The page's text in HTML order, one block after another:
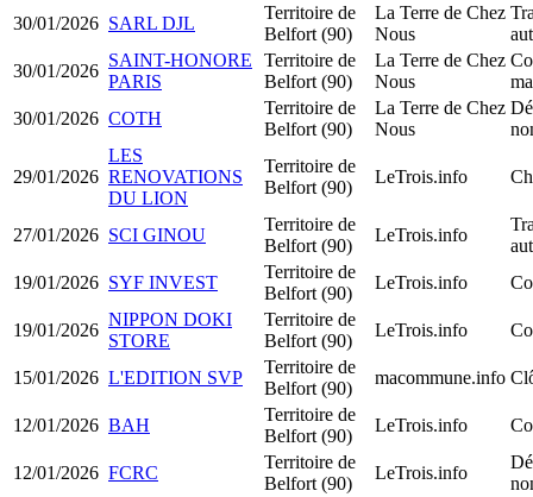
30/01/2026 SARL DJL
Territoire de
Belfort (90)
La Terre de Chez
Nous
30/01/2026
SAINT-HONORE
PARIS
Territoire de
Belfort (90)
La Terre de Chez
Nous
30/01/2026 COTH
Territoire de
Belfort (90)
La Terre de Chez
Nous
29/01/2026
LES
RENOVATIONS
DU LION
Territoire de
Belfort (90)
LeTrois.info
27/01/2026 SCI GINOU
Territoire de
Belfort (90)
LeTrois.info
19/01/2026 SYF INVEST
Territoire de
Belfort (90)
LeTrois.info
19/01/2026
NIPPON DOKI
STORE
Territoire de
Belfort (90)
LeTrois.info
15/01/2026 L'EDITION SVP
Territoire de
Belfort (90)
macommune.info
12/01/2026 BAH
Territoire de
Belfort (90)
LeTrois.info
12/01/2026 FCRC
Territoire de
Belfort (90)
LeTrois.info